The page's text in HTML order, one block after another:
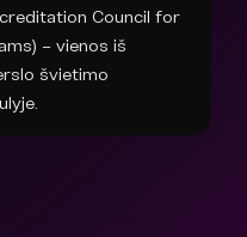
Council for
– vienos iš
švietimo